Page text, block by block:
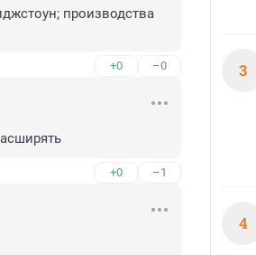
производства
+0 –0
+0 –1
3
4